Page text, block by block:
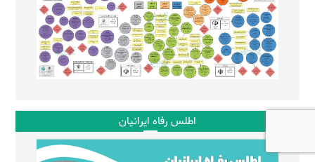
اطلس رفاه ایرانیان